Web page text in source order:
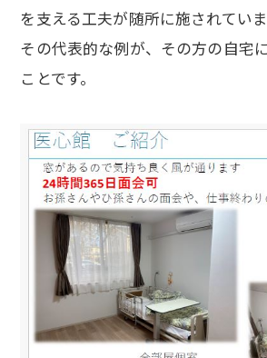
を支える工夫が随所に施されていま
その代表的な例が、その方の自宅
ことです。